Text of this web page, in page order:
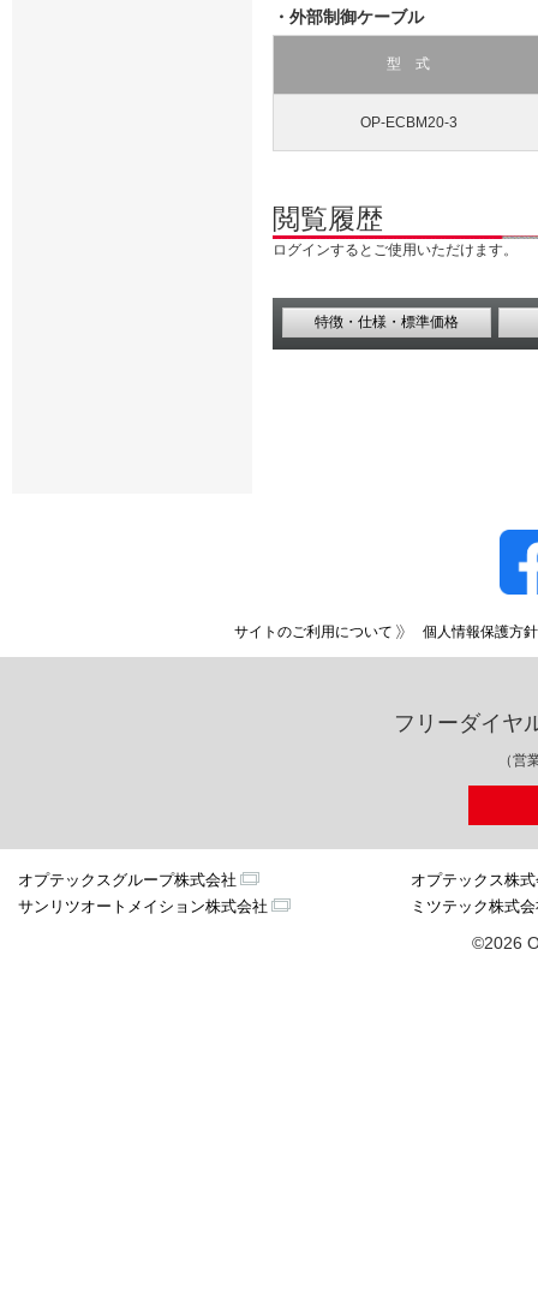
・外部制御ケーブル
型 式
OP-ECBM20-3
閲覧履歴
ログインするとご使用いただけます。
特徴・仕様・標準価格
サイトのご利用について 個人情報保護方針
フリーダイヤ
（営
オプテックスグループ株式会社
オプテックス株
サンリツオートメイション株式会社
ミツテック株式
©2026